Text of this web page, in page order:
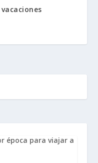
época para viajar a